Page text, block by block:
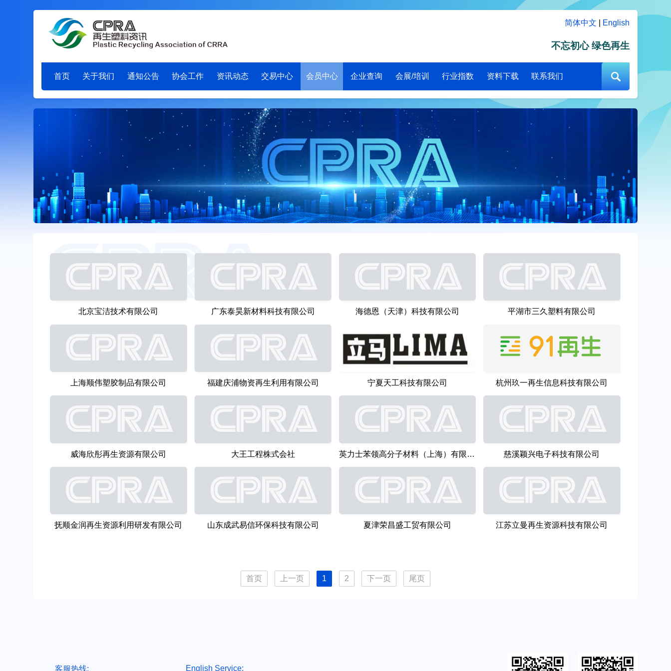
简体中文 English
不忘初心 绿色再生
首页 关于我们 通知公告 协会工作 资讯动态 交易中心 会员中心 企业查询 会展/培训 行业指数 资料下载 联系我们
北京宝洁技术有限公司 广东泰昊新材料科技有限公司 海德恩（天津）科技有限公司 平湖市三久塑料有限公司
上海顺伟塑胶制品有限公司 福建庆浦物资再生利用有限公司 宁夏天工科技有限公司 杭州玖一再生信息科技有限公司
威海欣彤再生资源有限公司 大王工程株式会社 英力士苯领高分子材料（上海）有限公司 慈溪颖兴电子科技有限公司
抚顺金润再生资源利用研发有限公司 山东成武易信环保科技有限公司 夏津荣昌盛工贸有限公司 江苏立曼再生资源科技有限公司
首页 上一页 1 2 下一页 尾页
客服热线: English Service: